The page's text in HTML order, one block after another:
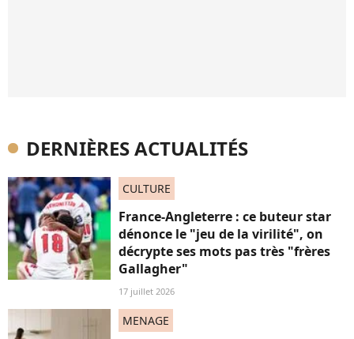
DERNIÈRES ACTUALITÉS
CULTURE
France-Angleterre : ce buteur star
dénonce le "jeu de la virilité", on
décrypte ses mots pas très "frères
Gallagher"
17 juillet 2026
MENAGE